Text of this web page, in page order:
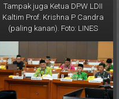
Kaltim Prof. Krishna P Candra
(paling kanan). Foto: LINES